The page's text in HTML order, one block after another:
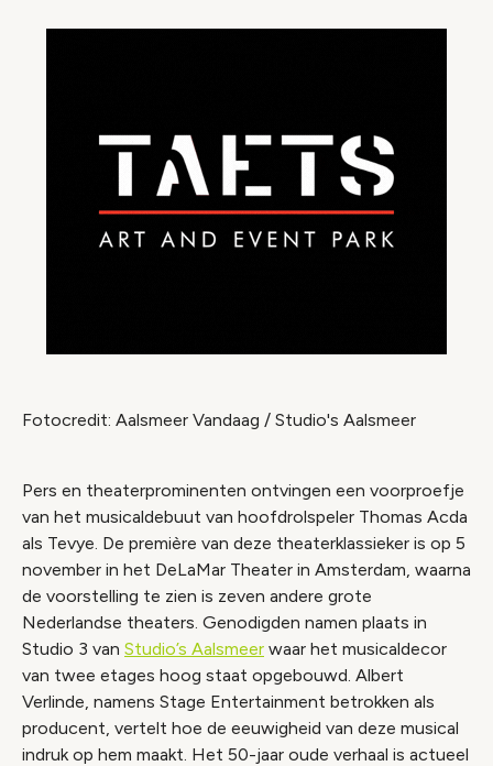
Fotocredit: Aalsmeer Vandaag / Studio's Aalsmeer
Pers en theaterprominenten ontvingen een voorproefje
van het musicaldebuut van hoofdrolspeler Thomas Acda
als Tevye. De première van deze theaterklassieker is op 5
november in het DeLaMar Theater in Amsterdam, waarna
de voorstelling te zien is zeven andere grote
Nederlandse theaters. Genodigden namen plaats in
Studio 3 van Studio’s Aalsmeer waar het musicaldecor
van twee etages hoog staat opgebouwd. Albert
Verlinde, namens Stage Entertainment betrokken als
producent, vertelt hoe de eeuwigheid van deze musical
indruk op hem maakt. Het 50-jaar oude verhaal is actueel